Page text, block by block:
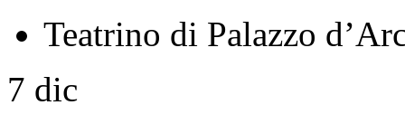
Teatrino di Palazzo
7 dic